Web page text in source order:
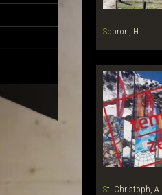
Sopron, H
St. Christoph, A